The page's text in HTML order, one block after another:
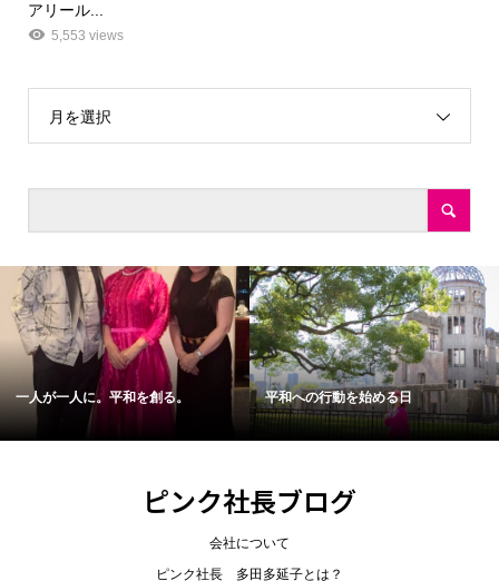
アリール...
5,553 views
月を選択
一人が一人に。平和を創る。 平和への行動を始める日
ピンク社長ブログ
会社について
ピンク社長 多田多延子とは？